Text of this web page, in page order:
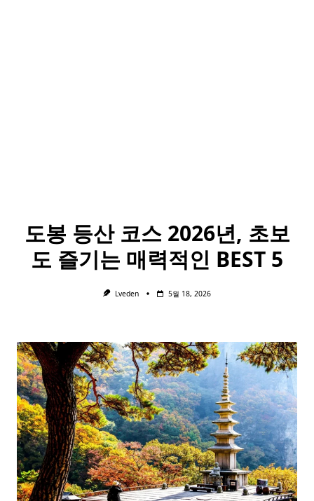
도봉 등산 코스 2026년, 초보
도 즐기는 매력적인 BEST 5
Lveden 5월 18, 2026